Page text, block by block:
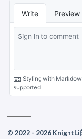
© 2022 - 2026 KnightLi